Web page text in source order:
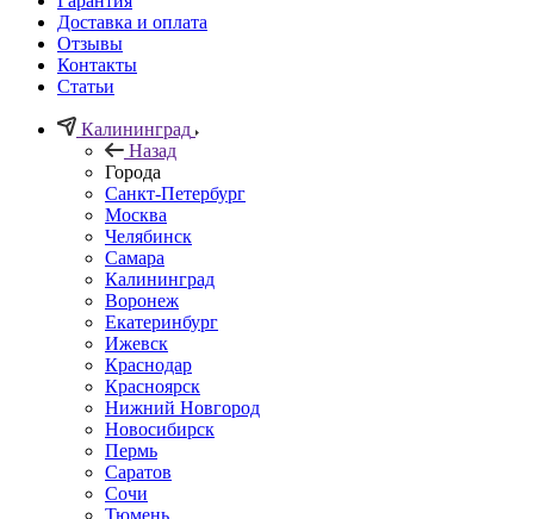
Доставка и оплата
Отзывы
Контакты
Статьи
Калининград
Назад
Города
Санкт-Петербург
Москва
Челябинск
Самара
Калининград
Воронеж
Екатеринбург
Ижевск
Краснодар
Красноярск
Нижний Новгород
Новосибирск
Пермь
Саратов
Сочи
Тюмень